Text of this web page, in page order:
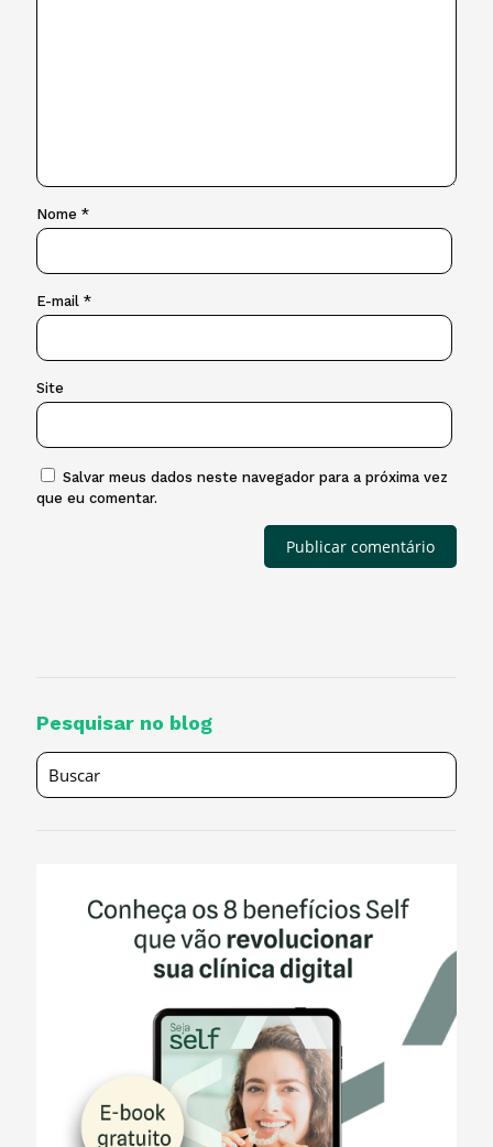
Nome *
E-mail *
Site
Salvar meus dados neste navegador para a próxima vez
que eu comentar.
Pesquisar no blog